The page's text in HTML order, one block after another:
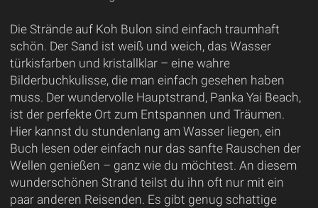
Die Strände auf Koh Bulon sind einfach traumhaft
schön. Der Sand ist weiß und weich, das Wasser
türkisfarben und kristallklar – eine wahre
Bilderbuchkulisse, die man einfach gesehen haben
muss. Der wundervolle Hauptstrand, Panka Yai Beach,
ist der perfekte Ort zum Entspannen und Träumen.
Hier kannst du stundenlang am Wasser liegen, ein
Buch lesen oder einfach nur das sanfte Rauschen der
Wellen genießen – ganz wie du möchtest. An diesem
wunderschönen Strand teilst du ihn oft nur mit ein
paar anderen Reisenden. Es gibt genug schattige